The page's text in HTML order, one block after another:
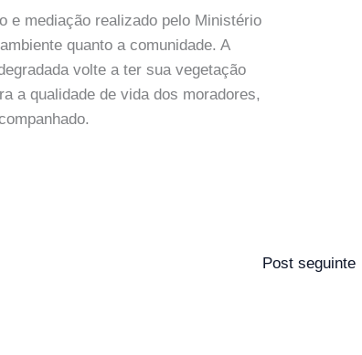
e mediação realizado pelo Ministério
quanto a comunidade. A
volte a ter sua vegetação
a qualidade de vida dos moradores,
Post seguinte